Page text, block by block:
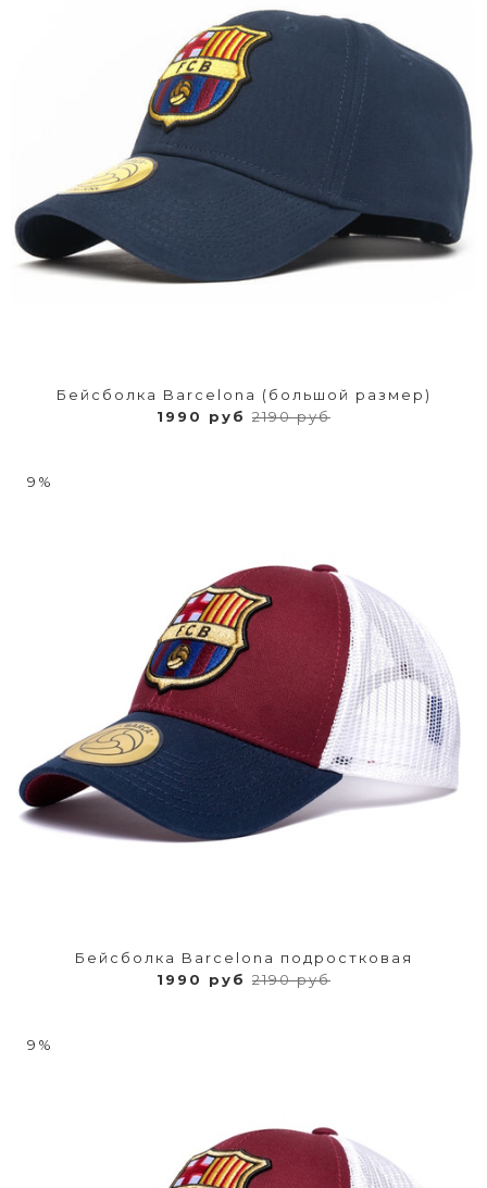
Бейсболка Barcelona (большой размер)
1990 руб 2190 руб
9%
Бейсболка Barcelona подростковая
1990 руб 2190 руб
9%